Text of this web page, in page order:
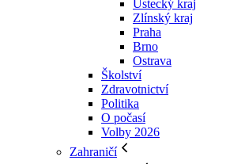
Ústecký kraj
Zlínský kraj
Praha
Brno
Ostrava
Školství
Zdravotnictví
Politika
O počasí
Volby 2026
Zahraničí